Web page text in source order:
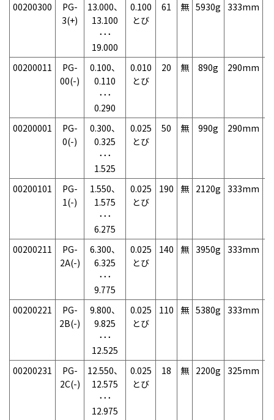
00200300
PG-
3(+)
13.000、
13.100
･･･
19.000
0.100
とび
61 無 5930g 333mm
00200011
PG-
00(-)
0.100、
0.110
･･･
0.290
0.010
とび
20 無 890g 290mm
00200001
PG-
0(-)
0.300、
0.325
･･･
1.525
0.025
とび
50 無 990g 290mm
00200101
PG-
1(-)
1.550、
1.575
･･･
6.275
0.025
とび
190 無 2120g 333mm
00200211
PG-
2A(-)
6.300、
6.325
･･･
9.775
0.025
とび
140 無 3950g 333mm
00200221
PG-
2B(-)
9.800、
9.825
･･･
12.525
0.025
とび
110 無 5380g 333mm
00200231
PG-
2C(-)
12.550、
12.575
･･･
12.975
0.025
とび
18 無 2200g 325mm